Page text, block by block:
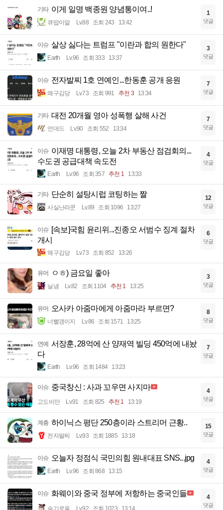
기타 이게 일명 백종원 양념통이여..!
큐땁이알 Lv.88 조회 243 13:42
1
댓글
이슈 살상 싫다는 트럼프 "이란과 합의 원한다"
Earth Lv.96 조회 333 13:37
3
댓글
이슈 전자발찌 1호 연예인...한동훈 공개 응원
왜구김당 Lv.73 조회 991 추천 3 13:34
7
댓글
기타 대전 20개월 영아 성폭행 살해 사건
언데드 Lv.90 조회 552 13:34
7
댓글
이슈 이재명 대통령, 오늘 2차 부동산 점검회의...
수도권 공급대책 속도전
Earth Lv.96 조회 357 추천 1 13:33
4
댓글
기타 단순히 설탕시럽 코팅하는 짤
사실난라쿤 Lv.89 조회 1096 13:27
12
댓글
이슈 [속보]국힘 윤리위...진종오 서범수 징계 절차
개시
왜구김당 Lv.73 조회 852 13:26
6
댓글
유머 ㅇㅎ) 금요일 좋아
닐냄 Lv.82 조회 1104 추천 1 13:25
3
댓글
유머 오사카 아줌마에게 아줌마라 부르면?
너빨갱이지 Lv.86 조회 1571 13:25
8
댓글
연예 서장훈, 28억에 산 양재역 빌딩 450억에 내놨
다
Earth Lv.96 조회 1484 13:23
7
댓글
이슈 중국창신 : 사과 꼬우면 사지마
고도비만 Lv.91 조회 825 추천 1 13:19
4
댓글
계층 하이닉스 평단 250층이라 스트리머 근황..
전자팔찌 Lv.93 조회 1885 13:18
15
댓글
이슈 오늘자 정점식 국민의힘 원내대표 SNS...jpg
Earth Lv.96 조회 868 13:15
4
댓글
이슈 화웨이와 중국 정부에 저항하는 중국인들
슬기로움 Lv.92 조회 1023 13:14
4
댓글